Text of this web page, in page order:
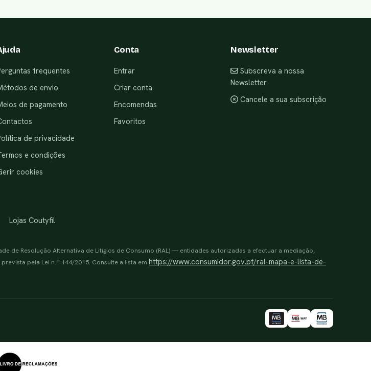
frequentes
de envio
de pagamento
de privacidade
e condições
cookies
Conta
Entrar
Criar conta
Encomendas
Favoritos
Newsletter
Subscreva a nossa
Newsletter
Cancele a sua subscrição
Lojas Coutyfil
de Resolução Alternativa de Litígios de Consumo (RAL) — entidades autorizadas a efectuar a mediação,
pela Lei n.º 144/2015. Consulte a lista em https://www.consumidor.gov.pt/ral-mapa-e-lista-de-